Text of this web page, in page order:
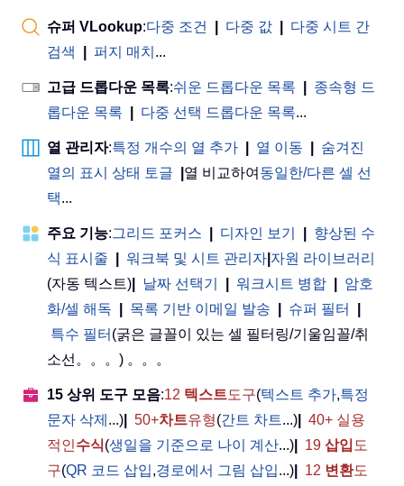
슈퍼 VLookup:다중 조건 다중 값
다중 시트 간
검색
퍼지 매치 ...
고급 드롭다운 목록:쉬운 드롭다운 목록
종속형 드
롭다운 목록
다중 선택 드롭다운 목록...
열 관리자:특정 개수의 열 추가 열 이동
숨겨진
열의 표시 상태 토글
열 비교하여 동일한/다른 셀 선
택...
주요 기능:그리드 포커스 디자인 보기
향상된 수
식 표시줄
워크북 및 시트 관리자 자원 라이브러리
(자동 텍스트)
날짜 선택기 워크시트 병합
암호
화/셀 해독
목록 기반 이메일 발송 슈퍼 필터
특수 필터 (굵은 글꼴이 있는 셀 필터링/기울임꼴/취
소선。。。) 。。。
15 상위 도구 모음:12 텍스트도구(텍스트 추가,특정
문자 삭제 ...) 50+차트유형(간트 차트...)
40+ 실용
적인수식(생일을 기준으로 나이 계산...) 19 삽입 도
구(QR 코드 삽입,경로에서 그림 삽입...) 12 변환도